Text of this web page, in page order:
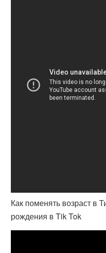
Как поменять возраст в
рождения в Tik Tok